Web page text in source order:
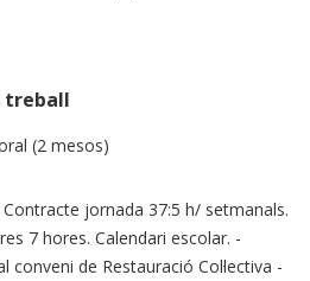
treball
(2 mesos)
jornada 37:5 h/ setmanals.
7 hores. Calendari escolar. -
de Restauració Col·lectiva -